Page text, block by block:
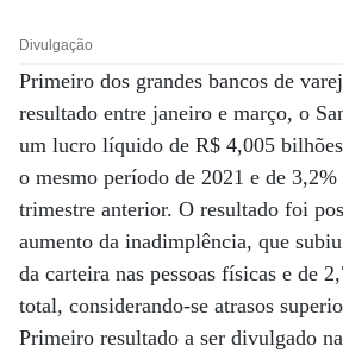
Divulgação
Primeiro dos grandes bancos de
resultado entre janeiro e março, o
um lucro líquido de R$ 4,005
o mesmo período de 2021 e de 3,2%
trimestre anterior. O resultado foi
aumento da inadimplência, que
da carteira nas pessoas físicas e de
total, considerando-se atrasos
Primeiro resultado a ser divulgado